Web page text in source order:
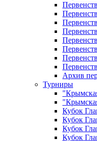
Архив
Турниры
Кубок
Кубок
Кубок
Кубок